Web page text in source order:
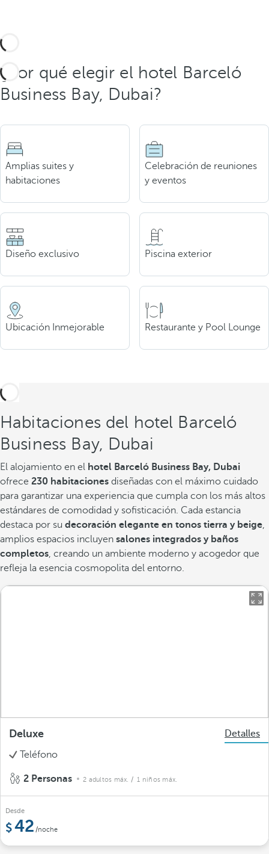
¿Por qué elegir el hotel Barceló
Business Bay, Dubai?
Amplias suites y
habitaciones
Celebración de reuniones
y eventos
Diseño exclusivo Piscina exterior
Ubicación Inmejorable Restaurante y Pool Lounge
Habitaciones del hotel Barceló
Business Bay, Dubai
El alojamiento en el hotel Barceló Business Bay, Dubai
ofrece 230 habitaciones diseñadas con el máximo cuidado
para garantizar una experiencia que cumpla con los más altos
estándares de comodidad y sofisticación. Cada estancia
destaca por su decoración elegante en tonos tierra y beige,
amplios espacios incluyen salones integrados y baños
completos, creando un ambiente moderno y acogedor que
refleja la esencia cosmopolita del entorno.
Deluxe
Detalles
Teléfono
2 Personas 2 adultos máx. / 1 niños máx.
Desde
42 /noche